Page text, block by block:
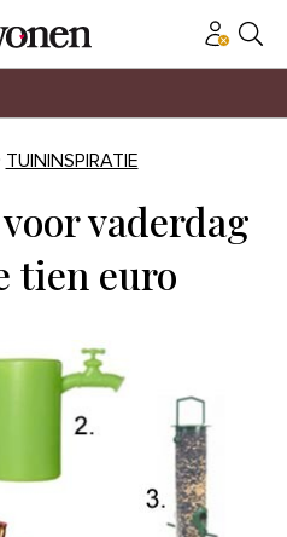
TUININSPIRATIE
vaderdag
tien euro